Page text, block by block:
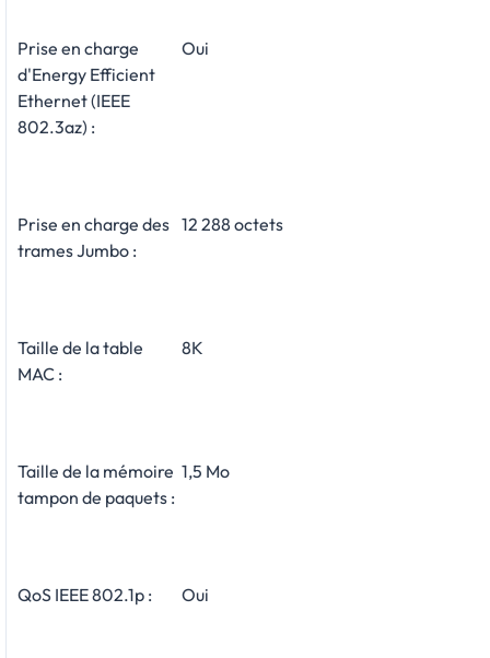
Prise en charge
d'Energy Efficient
Ethernet (IEEE
802.3az) :
Oui
Prise en charge des
trames Jumbo :
12 288 octets
Taille de la table
MAC :
8K
Taille de la mémoire
tampon de paquets :
1,5 Mo
QoS IEEE 802.1p : Oui